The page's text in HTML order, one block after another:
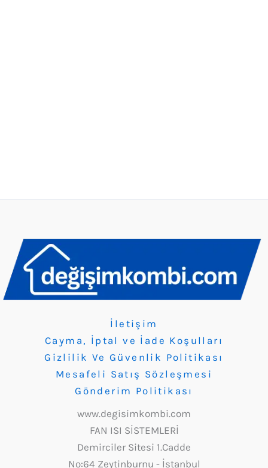
İletişim
Cayma, İptal ve İade Koşulları
Gizlilik Ve Güvenlik Politikası
Mesafeli Satış Sözleşmesi
Gönderim Politikası
www.degisimkombi.com
FAN ISI SİSTEMLERİ
Demirciler Sitesi 1.Cadde
No:64 Zeytinburnu - İstanbul